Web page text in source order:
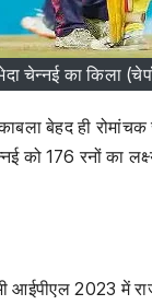
चेन्नई का किला
बेहद ही
को 176 रनों का
2023 में